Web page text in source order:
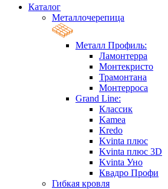
Каталог
Металлочерепица
Металл Профиль:
Ламонтерра
Монтекристо
Трамонтана
Монтерроса
Grand Line:
Классик
Kamea
Kredo
Kvinta плюс
Kvinta плюс 3D
Kvinta Уно
Квадро Профи
Гибкая кровля